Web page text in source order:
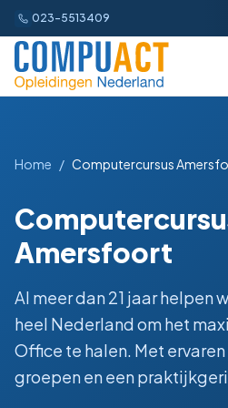
023-5513409
Excel Basis
Excel Gevorderd
Excel: Functies en Formules
Excel: Draaitabellen en
Excel: Analyse en
Word
Word Gevorderd
Word: Complexe
Word: Formulieren en
Outlook Alles-in-een
Outlook en Time
PowerPoint
PowerPoint Alles-in-een
Power BI
Home / Computercursus
Amersfoort
Al meer dan 21 jaar helpen
heel Nederland om het
Office te halen. Met
groepen en een